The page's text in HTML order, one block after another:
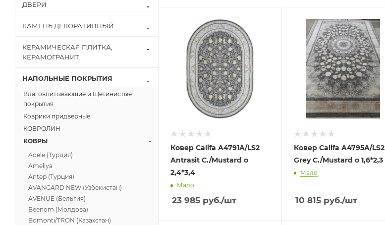
Ковер Califa A4791A/LS2
Antrasit C./Mustard o
2,4*3,4
Мало
23 985 руб./шт
Ковер Califa A4795A/LS2
Grey C./Mustard o 1,6*2,3
Мало
10 815руб./шт
ДВЕРИ
КАМЕНЬ ДЕКОРАТИВНЫЙ
КЕРАМИЧЕСКАЯ ПЛИТКА,
КЕРАМОГРАНИТ
НАПОЛЬНЫЕ ПОКРЫТИЯ
Влаговпитывающие и Щетинистые
покрытия
Коврики придверные
КОВРОЛИН
КОВРЫ
Adele (Турция)
Ameliya
Antep (Турция)
AVANGARD NEW (Узбекистан)
AVENUE (Бельгия)
Beenom (Молдова)
Bomonti/TRON (Казахстан)